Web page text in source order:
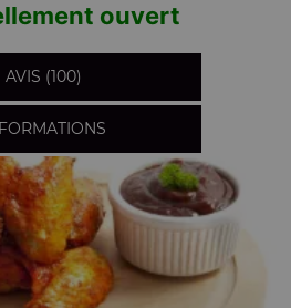
ouvert
AVIS (100)